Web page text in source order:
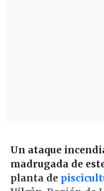
Un ataque
madrugada de
planta de